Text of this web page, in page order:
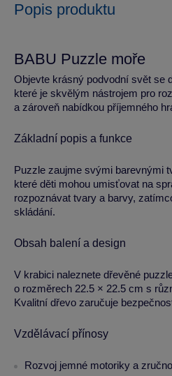
Popis produktu
BABU Puzzle moře
Objevte krásný podvodní svět se
které je skvělým nástrojem pro
a zároveň nabídkou příjemného
Základní popis a funkce
Puzzle zaujme svými barevnými
které děti mohou umisťovat na
rozpoznávat tvary a barvy,
skládání.
Obsah balení a design
V krabici naleznete dřevěné
o rozměrech 22.5 × 22.5 cm s
Kvalitní dřevo zaručuje
Vzdělávací přínosy
Rozvoj jemné motoriky a